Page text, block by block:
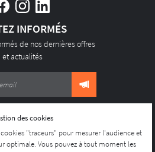
INFORMÉS
de nos dernières offres
et actualités
Légales
générales d'utilisation
de confidentialité
des cookies
"traceurs" pour mesurer l'audience et
optimale. Vous pouvez à tout moment les